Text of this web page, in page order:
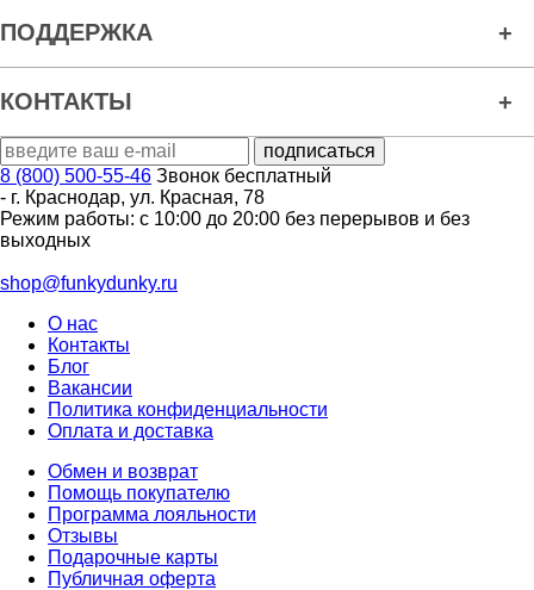
ПОДДЕРЖКА
КОНТАКТЫ
8 (800) 500-55-46 Звонок бесплатный
- г. Краснодар, ул. Красная, 78
Режим работы: с 10:00 до 20:00 без перерывов и без
выходных
shop@funkydunky.ru
О нас
Контакты
Блог
Вакансии
Политика конфиденциальности
Оплата и доставка
Обмен и возврат
Помощь покупателю
Программа лояльности
Отзывы
Подарочные карты
Публичная оферта